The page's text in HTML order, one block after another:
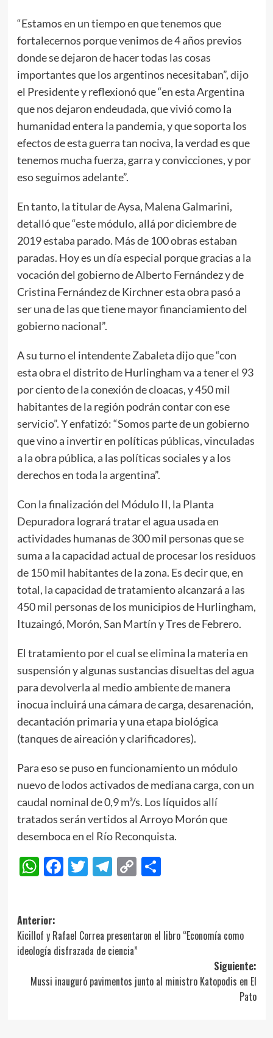
“Estamos en un tiempo en que tenemos que
fortalecernos porque venimos de 4 años previos
donde se dejaron de hacer todas las cosas
importantes que los argentinos necesitaban”, dijo
el Presidente y reflexionó que “en esta Argentina
que nos dejaron endeudada, que vivió como la
humanidad entera la pandemia, y que soporta los
efectos de esta guerra tan nociva, la verdad es que
tenemos mucha fuerza, garra y convicciones, y por
eso seguimos adelante”.
En tanto, la titular de Aysa, Malena Galmarini,
detalló que “este módulo, allá por diciembre de
2019 estaba parado. Más de 100 obras estaban
paradas. Hoy es un día especial porque gracias a la
vocación del gobierno de Alberto Fernández y de
Cristina Fernández de Kirchner esta obra pasó a
ser una de las que tiene mayor financiamiento del
gobierno nacional”.
A su turno el intendente Zabaleta dijo que “con
esta obra el distrito de Hurlingham va a tener el 93
por ciento de la conexión de cloacas, y 450 mil
habitantes de la región podrán contar con ese
servicio”. Y enfatizó: “Somos parte de un gobierno
que vino a invertir en políticas públicas, vinculadas
a la obra pública, a las políticas sociales y a los
derechos en toda la argentina”.
Con la finalización del Módulo II, la Planta
Depuradora logrará tratar el agua usada en
actividades humanas de 300 mil personas que se
suma a la capacidad actual de procesar los residuos
de 150 mil habitantes de la zona. Es decir que, en
total, la capacidad de tratamiento alcanzará a las
450 mil personas de los municipios de Hurlingham,
Ituzaingó, Morón, San Martín y Tres de Febrero.
El tratamiento por el cual se elimina la materia en
suspensión y algunas sustancias disueltas del agua
para devolverla al medio ambiente de manera
inocua incluirá una cámara de carga, desarenación,
decantación primaria y una etapa biológica
(tanques de aireación y clarificadores).
Para eso se puso en funcionamiento un módulo
nuevo de lodos activados de mediana carga, con un
caudal nominal de 0,9 m³/s. Los líquidos allí
tratados serán vertidos al Arroyo Morón que
desemboca en el Río Reconquista.
WhatsApp
Facebook
Twitter
Telegram
CopyCompartir
Navegación
de
entradas
Anterior:
Kicillof y Rafael Correa presentaron el libro “Economía como
ideología disfrazada de ciencia”
Siguiente:
Mussi inauguró pavimentos junto al ministro Katopodis en El
Pato